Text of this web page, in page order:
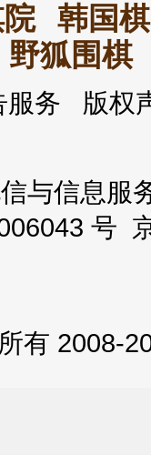
韩国
野狐围棋
服务 版
信与信息
号
有 2008-